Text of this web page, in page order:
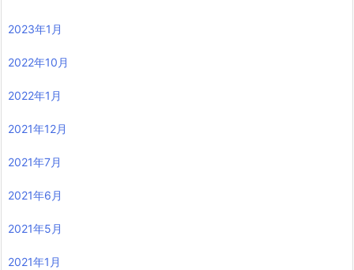
2023年1月
2022年10月
2022年1月
2021年12月
2021年7月
2021年6月
2021年5月
2021年1月